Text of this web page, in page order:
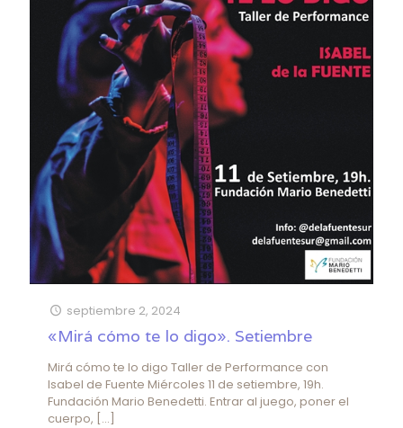
septiembre 2, 2024
«Mirá cómo te lo digo». Setiembre
Mirá cómo te lo digo Taller de Performance con
Isabel de Fuente Miércoles 11 de setiembre, 19h.
Fundación Mario Benedetti. Entrar al juego, poner el
cuerpo, […]